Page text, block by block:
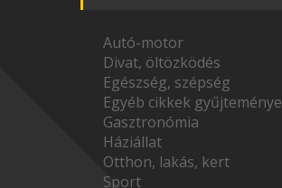
Autó-motor
Divat, öltözködés
Egészség, szépség
Egyéb cikkek gyűjteménye
Gasztronómia
Háziállat
Otthon, lakás, kert
Sport